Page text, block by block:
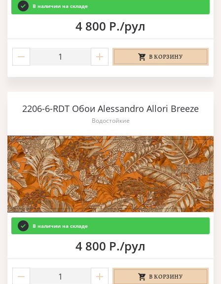
В наличии на складе
4 800 Р./рул
В КОРЗИНУ
2206-6-RDT Обои Alessandro Allori Breeze
Водостойкие
В наличии на складе
4 800 Р./рул
В КОРЗИНУ